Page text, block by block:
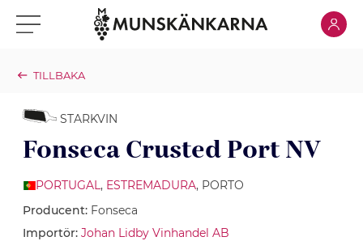
Klicka för meny Klicka
TILLBAKA
STARKVIN
Fonseca Crusted Port NV
PORTUGAL, ESTREMADURA, PORTO
Producent: Fonseca
Importör: Johan Lidby Vinhandel AB